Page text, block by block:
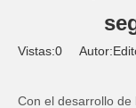
Vistas:0
Con el desarrollo